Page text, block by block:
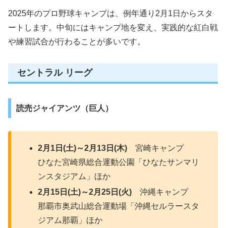
2025年のプロ野球キャンプは、例年通り2月1日からスタ
ートします。中旬にはキャンプ地を変え、実践的な紅白戦
や練習試合が行わることが多いです。
セントラル リーグ
読売ジャイアンツ（巨人）
2月1日(土)～2月13日(木) 宮崎キャンプ
ひなた宮崎県総合運動公園「ひなたサンマリ
ンスタジアム」ほか
2月15日(土)～2月25日(火) 沖縄キャンプ
那覇市奥武山総合運動場「沖縄セルラースタ
ジアム那覇」ほか